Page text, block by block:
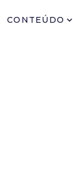
CONTEÚDO